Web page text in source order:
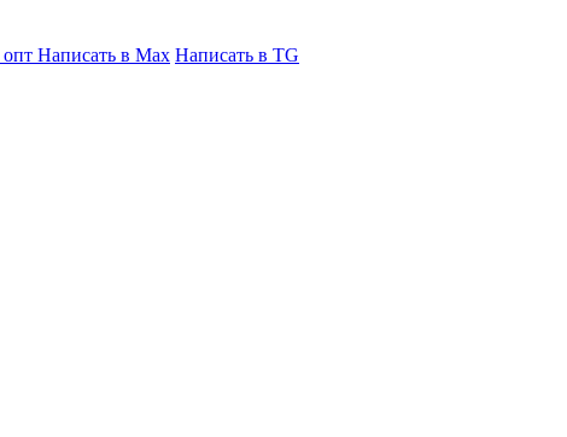
опт Написать в Max Написать в TG